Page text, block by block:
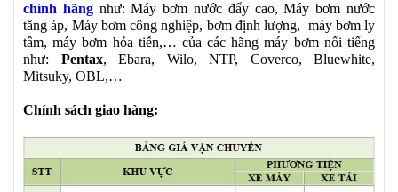
chính hãngnhư: Máy bơm nước đẩy cao, Máy bơm nước
tăng áp, Máy bơm công nghiệp, bơm định lượng, máy bơm ly
tâm, máy bơm hỏa tiễn,… của các hãng máy bơm nổi tiếng
như: Pentax, Ebara, Wilo, NTP, Coverco, Bluewhite,
Mitsuky, OBL,…
Chính sách giao hàng: